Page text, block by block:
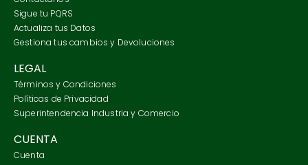
Sigue tu PQRS
Actualiza tus Datos
Gestiona tus cambios y Devoluciones
LEGAL
Términos y Condiciones
Políticas de Privacidad
Superintendencia Industria y Comercio
CUENTA
Cuenta